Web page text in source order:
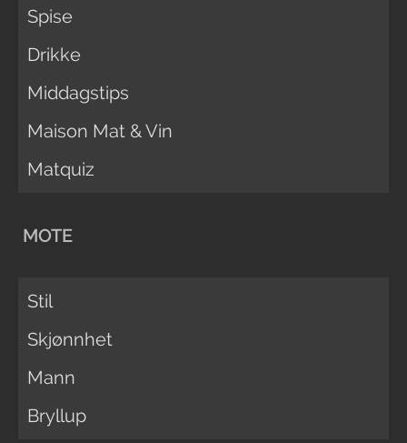
Spise
Drikke
Middagstips
Maison Mat & Vin
Matquiz
MOTE
Stil
Skjønnhet
Mann
Bryllup